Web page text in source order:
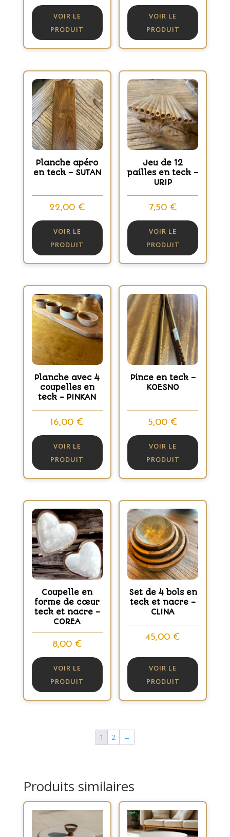
VOIR LE
PRODUIT
VOIR LE
PRODUIT
Planche apéro
en teck – SUTAN
22,00 €
VOIR LE
PRODUIT
Jeu de 12
pailles en teck –
URIP
7,50 €
VOIR LE
PRODUIT
Planche avec 4
coupelles en
teck – PINKAN
16,00 €
VOIR LE
PRODUIT
Pince en teck –
KOESNO
5,00 €
VOIR LE
PRODUIT
Coupelle en
forme de cœur
teck et nacre –
COREA
8,00 €
VOIR LE
PRODUIT
Set de 4 bols en
teck et nacre –
CLINA
45,00 €
VOIR LE
PRODUIT
1 2 →
Produits similaires